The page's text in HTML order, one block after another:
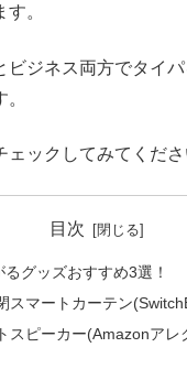
。
ビジネス両方でタイ
ックしてみてくださ
目次
グッズおすすめ3選！
スマートカーテン
ピーカー(Amazonアレ